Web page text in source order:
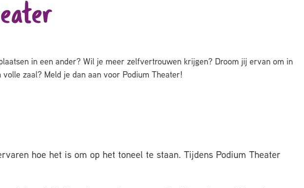
in een ander? Wil je meer zelfvertrouwen krijgen? Droom jij ervan om in
zaal? Meld je dan aan voor Podium Theater!
hoe het is om op het toneel te staan. Tijdens Podium Theater